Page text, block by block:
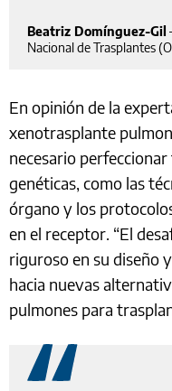
Beatriz Domínguez-Gil
Nacional de Trasplantes
En opinión de la
xenotrasplante
necesario
genéticas, como las
órgano y los
en el receptor. “El
riguroso en su diseño
hacia nuevas
pulmones para